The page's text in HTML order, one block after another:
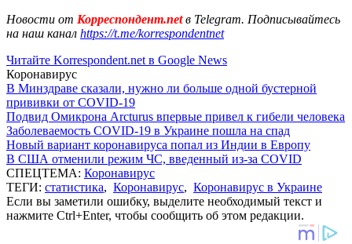
Новости от Корреспондент.netв Telegram. Подписывайтесь
на наш канал https://t.me/korrespondentnet
Читайте Korrespondent.net в Google News
Коронавирус
В Минздраве сказали, нужно ли больше одной бустерной
прививки от COVID-19
Подвид Омикрона Arcturus впервые привел к гибели человека
Заболеваемость COVID-19 в Украине пошла на спад
Новый вариант коронавируса попал из Индии в Европу
В США отменили режим ЧС, введенный из-за COVID
СПЕЦТЕМА: Коронавирус
ТЕГИ: статистика, Коронавирус, Коронавирус в Украине
Если вы заметили ошибку, выделите необходимый текст и
нажмите Ctrl+Enter, чтобы сообщить об этом редакции.